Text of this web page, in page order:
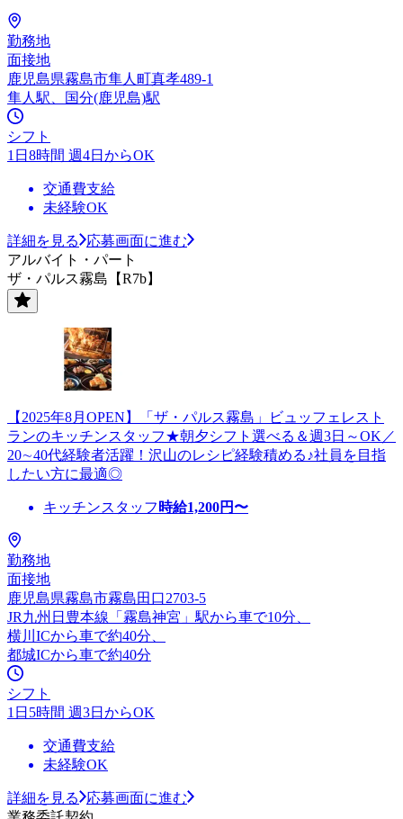
勤務地
面接地
鹿児島県霧島市隼人町真孝489-1
隼人駅、国分(鹿児島)駅
シフト
1日8時間 週4日からOK
交通費支給
未経験OK
詳細を見る
応募画面に進む
アルバイト・パート
ザ・パルス霧島【R7b】
【2025年8月OPEN】「ザ・パルス霧島」ビュッフェレスト
ランのキッチンスタッフ★朝夕シフト選べる＆週3日～OK／
20∼40代経験者活躍！沢山のレシピ経験積める♪社員を目指
したい方に最適◎
キッチンスタッフ 時給1,200円〜
勤務地
面接地
鹿児島県霧島市霧島田口2703-5
JR九州日豊本線「霧島神宮」駅から車で10分、
横川ICから車で約40分、
都城ICから車で約40分
シフト
1日5時間 週3日からOK
交通費支給
未経験OK
詳細を見る
応募画面に進む